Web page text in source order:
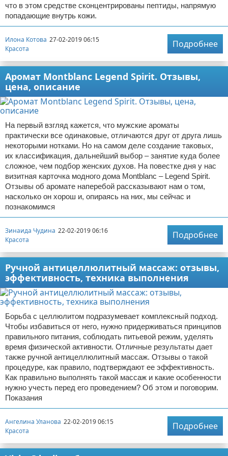
что в этом средстве сконцентрированы пептиды, напрямую
попадающие внутрь кожи.
Илона Котова 27-02-2019 06:15
Красота
Подробнее
Аромат Montblanc Legend Spirit. Отзывы,
цена, описание
На первый взгляд кажется, что мужские ароматы
практически все одинаковые, отличаются друг от друга лишь
некоторыми нотками. Но на самом деле создание таковых,
их классификация, дальнейший выбор – занятие куда более
сложное, чем подбор женских духов. На повестке дня у нас
визитная карточка модного дома Montblanc – Legend Spirit.
Отзывы об аромате наперебой рассказывают нам о том,
насколько он хорош и, опираясь на них, мы сейчас и
познакомимся
Зинаида Чудина 22-02-2019 06:16
Красота
Подробнее
Ручной антицеллюлитный массаж: отзывы,
эффективность, техника выполнения
Борьба с целлюлитом подразумевает комплексный подход.
Чтобы избавиться от него, нужно придерживаться принципов
правильного питания, соблюдать питьевой режим, уделять
время физической активности. Отличные результаты дает
также ручной антицеллюлитный массаж. Отзывы о такой
процедуре, как правило, подтверждают ее эффективность.
Как правильно выполнять такой массаж и какие особенности
нужно учесть перед его проведением? Об этом и поговорим.
Показания
Ангелина Уланова 22-02-2019 06:15
Красота
Подробнее